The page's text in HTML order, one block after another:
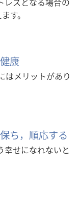
す。
康
はメリットがあり
ち，順応する
幸せになれないと